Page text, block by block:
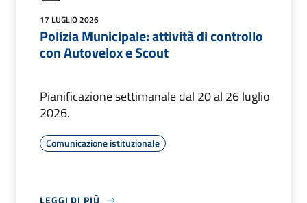
17 LUGLIO 2026
Polizia Municipale: attività di controllo
con Autovelox e Scout
Pianificazione settimanale dal 20 al 26 luglio
2026.
Comunicazione istituzionale
LEGGI DI PIÙ